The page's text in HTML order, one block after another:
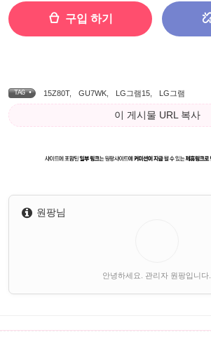
구입 하기
TAG • 15Z80T, GU7WK LG그램15 LG그램
이 게시물 URL 복사
원팡님
안녕하세요. 관리자 원팡입니다.